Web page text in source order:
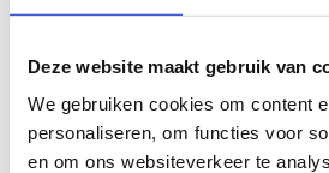
Deze website maakt gebruik van
We gebruiken cookies om content
personaliseren, om functies voor
en om ons websiteverkeer te